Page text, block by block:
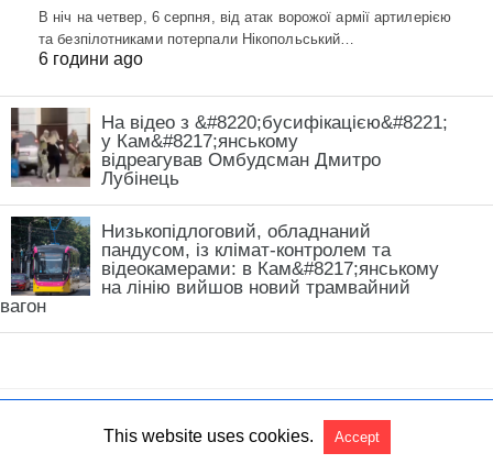
В ніч на четвер, 6 серпня, від атак ворожої армії артилерією
та безпілотниками потерпали Нікопольський…
6 години ago
На відео з &#8220;бусифікацією&#8221;
у Кам&#8217;янському
відреагував Омбудсман Дмитро
Лубінець
Низькопідлоговий, обладнаний
пандусом, із клімат-контролем та
відеокамерами: в Кам&#8217;янському
на лінію вийшов новий трамвайний
вагон
All Rights Reserved View Non-AMP Version
This website uses cookies. Accept